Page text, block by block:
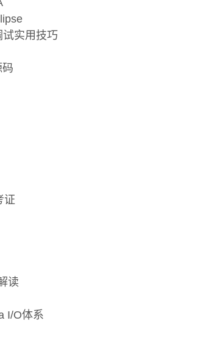
实用技巧
证
读
I/O体系